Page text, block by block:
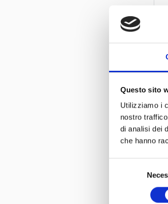
Questo sito
Utilizziamo i
nostro
di analisi dei
che hanno